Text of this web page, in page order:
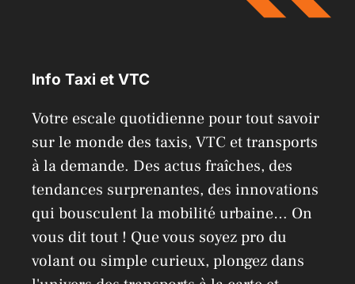
Info Taxi et VTC
Votre escale quotidienne pour tout savoir
sur le monde des taxis, VTC et transports
à la demande. Des actus fraîches, des
tendances surprenantes, des innovations
qui bousculent la mobilité urbaine… On
vous dit tout ! Que vous soyez pro du
volant ou simple curieux, plongez dans